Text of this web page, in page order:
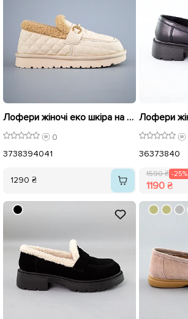
Лофери жіночі еко шкіра на хутрі 593361 Білі
0
3738394041
1290 ₴
36373840
1590 ₴ -25%
1190 ₴